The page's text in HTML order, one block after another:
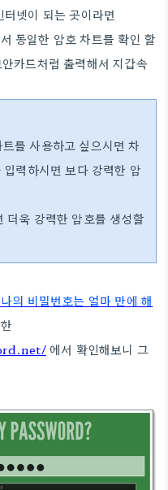
넷이 되는 곳이라면
일한 암호 차트를 확인 할
카드처럼 출력해서 지갑속
를 사용하고 싶으시면 차
력하시면 보다 강력한 암
욱 강력한 암호를 생성할
의 비밀번호는 얼마 만에 해
에서 확인해보니 그